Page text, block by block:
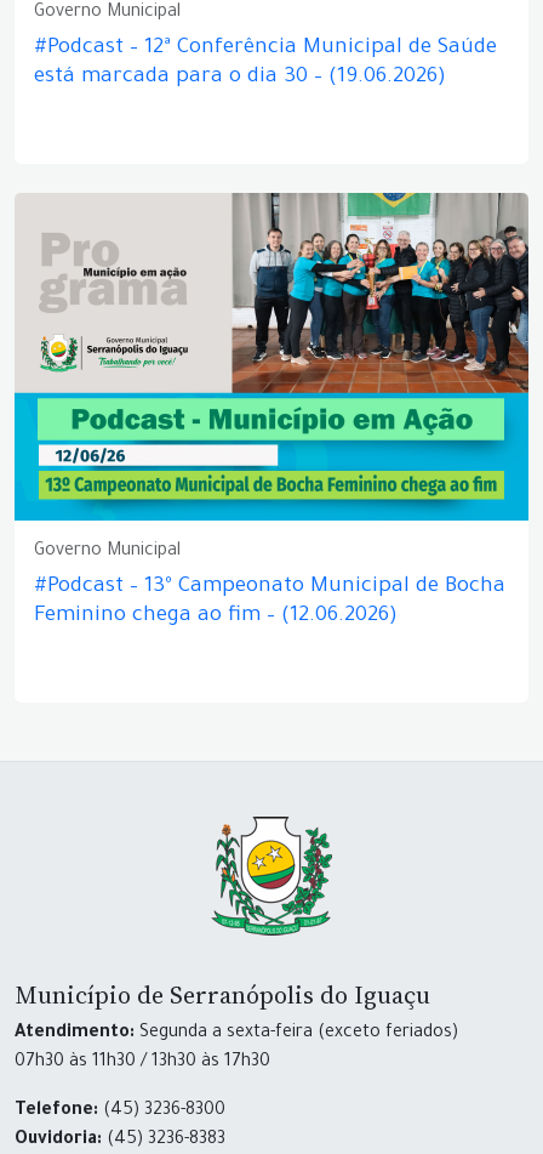
Governo Municipal
#Podcast – 12ª Conferência Municipal de Saúde
está marcada para o dia 30 – (19.06.2026)
Governo Municipal
#Podcast – 13º Campeonato Municipal de Bocha
Feminino chega ao fim – (12.06.2026)
Município de Serranópolis do Iguaçu
Atendimento: Segunda a sexta-feira (exceto feriados)
07h30 às 11h30 / 13h30 às 17h30
Telefone: (45) 3236-8300
Ouvidoria: (45) 3236-8383